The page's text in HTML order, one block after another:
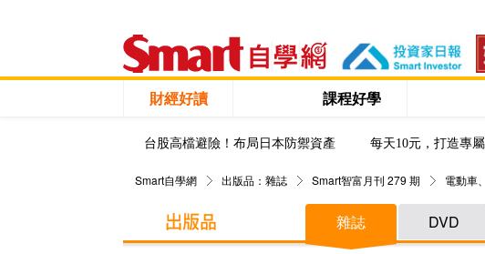
財經好讀 課程好學
台股高檔避險！布局日本防禦資產 每天10元，打造專
Smart自學網 出版品：雜誌 Smart智富月刊 279 期 電動車
雜誌 DVD